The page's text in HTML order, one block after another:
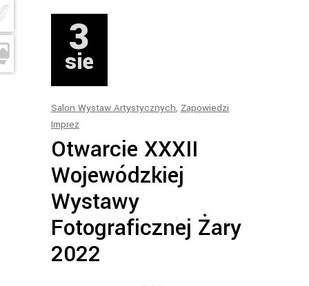
3
sie
Salon Wystaw Artystycznych, Zapowiedzi
Imprez
Otwarcie XXXII
Wojewódzkiej
Wystawy
Fotograficznej Żary
2022